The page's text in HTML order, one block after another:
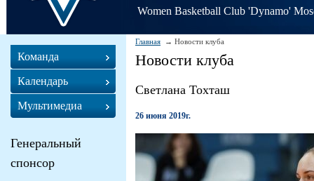
Women Basketball Club 'Dynamo'
Главная Новости клуба
Новости клуба
Светлана Тохташ
26 июня 2019г.
Команда
Календарь
Мультимедиа
Генеральный
спонсор